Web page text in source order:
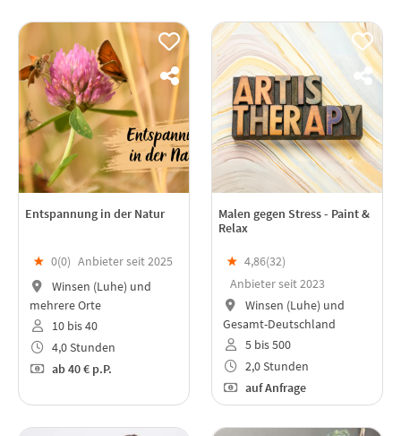
Entspannung in der Natur
★ 0(0) Anbieter seit 2025
Winsen (Luhe) und
mehrere Orte
10 bis 40
4,0 Stunden
ab40 € p.P.
Malen gegen Stress - Paint &
Relax
★ 4,86(32)
Anbieter seit 2023
Winsen (Luhe) und
Gesamt-Deutschland
5 bis 500
2,0 Stunden
auf Anfrage